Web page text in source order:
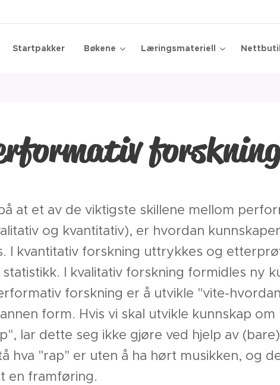
Startpakker Bøkene Læringsmateriell
at et av de viktigste skillene mellom
og kvantitativ), er hvordan
I kvantitativ forskning uttrykkes og
I kvalitativ forskning formidles ny
forskning er å utvikle "vite-
form. Hvis vi skal utvikle kunnskap
lar dette seg ikke gjøre ved hjelp av
hva "rap" er uten å ha hørt musikken, og
en framføring.